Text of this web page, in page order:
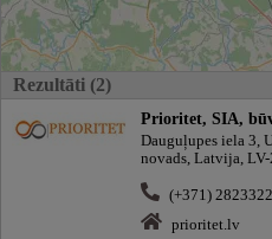
Rezultāti (2)
Prioritet, SIA,
Dauguļupes iela 3,
novads, Latvija,
(+371)
prioritet.lv